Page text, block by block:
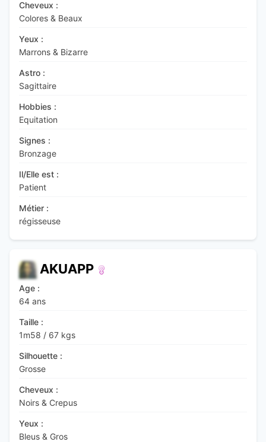
Cheveux :
Colores & Beaux
Yeux :
Marrons & Bizarre
Astro :
Sagittaire
Hobbies :
Equitation
Signes :
Bronzage
Il/Elle est :
Patient
Métier :
régisseuse
AKUAPP
Age :
64 ans
Taille :
1m58 / 67 kgs
Silhouette :
Grosse
Cheveux :
Noirs & Crepus
Yeux :
Bleus & Gros